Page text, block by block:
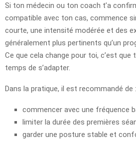
Si ton médecin ou ton coach t’a
compatible avec ton cas, commence
courte, une intensité modérée et des
généralement plus pertinents qu’un
Ce que cela change pour toi, c’est
temps de s’adapter.
Dans la pratique, il est recommandé de :
commencer avec une fréquence
limiter la durée des premières
garder une posture stable et